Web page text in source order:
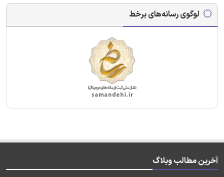
لوگوی رسانه‌های برخط
آخرین مطالب وبلاگ